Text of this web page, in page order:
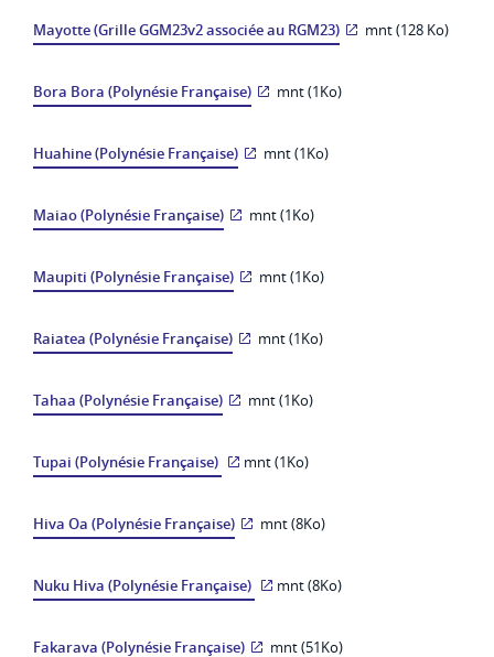
Mayotte (Grille GGM23v2 associée au RGM23) mnt (128 Ko)
Bora Bora (Polynésie Française) mnt (1Ko)
Huahine (Polynésie Française) mnt (1Ko)
Maiao (Polynésie Française) mnt (1Ko)
Maupiti (Polynésie Française) mnt (1Ko)
Raiatea (Polynésie Française) mnt (1Ko)
Tahaa (Polynésie Française) mnt (1Ko)
Tupai (Polynésie Française) mnt (1Ko)
Hiva Oa (Polynésie Française) mnt (8Ko)
Nuku Hiva (Polynésie Française) mnt (8Ko)
Fakarava (Polynésie Française) mnt (51Ko)